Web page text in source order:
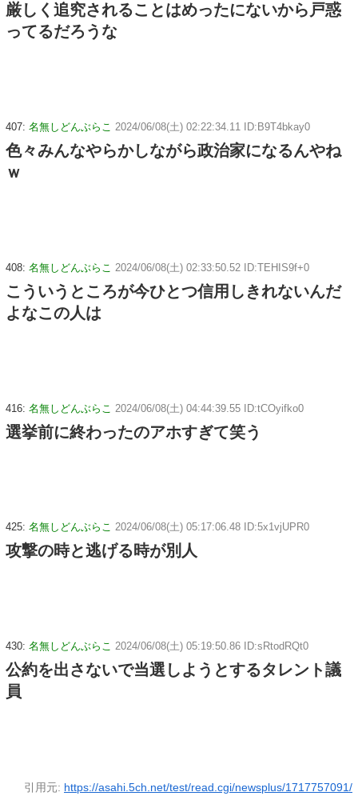
厳しく追究されることはめったにないから戸惑
ってるだろうな
407: 名無しどんぶらこ 2024/06/08(土) 02:22:34.11 ID:B9T4bkay0
色々みんなやらかしながら政治家になるんやね
ｗ
408: 名無しどんぶらこ 2024/06/08(土) 02:33:50.52 ID:TEHIS9f+0
こういうところが今ひとつ信用しきれないんだ
よなこの人は
416: 名無しどんぶらこ 2024/06/08(土) 04:44:39.55 ID:tCOyifko0
選挙前に終わったのアホすぎて笑う
425: 名無しどんぶらこ 2024/06/08(土) 05:17:06.48 ID:5x1vjUPR0
攻撃の時と逃げる時が別人
430: 名無しどんぶらこ 2024/06/08(土) 05:19:50.86 ID:sRtodRQt0
公約を出さないで当選しようとするタレント議
員
引用元: https://asahi.5ch.net/test/read.cgi/newsplus/1717757091/